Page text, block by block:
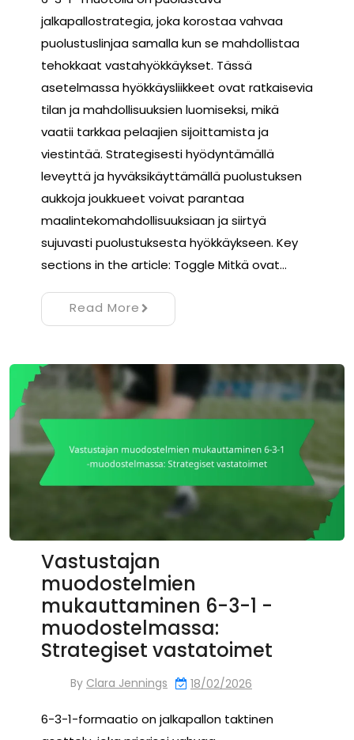
jalkapallostrategia, joka korostaa vahvaa
puolustuslinjaa samalla kun se mahdollistaa
tehokkaat vastahyökkäykset. Tässä
asetelmassa hyökkäysliikkeet ovat ratkaisevia
tilan ja mahdollisuuksien luomiseksi, mikä
vaatii tarkkaa pelaajien sijoittamista ja
viestintää. Strategisesti hyödyntämällä
leveyttä ja hyväksikäyttämällä puolustuksen
aukkoja joukkueet voivat parantaa
maalintekomahdollisuuksiaan ja siirtyä
sujuvasti puolustuksesta hyökkäykseen. Key
sections in the article: Toggle Mitkä ovat…
Read More
Vastustajan
muodostelmien
mukauttaminen 6-3-1 -
muodostelmassa:
Strategiset vastatoimet
By Clara Jennings 18/02/2026
6-3-1-formaatio on jalkapallon taktinen